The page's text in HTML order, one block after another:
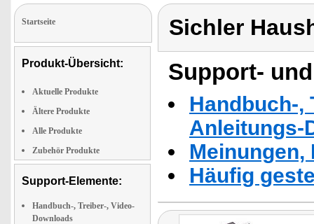
Startseite
Produkt-Übersicht:
Aktuelle Produkte
Ältere Produkte
Alle Produkte
Zubehör Produkte
Support-Elemente:
Handbuch-, Treiber-, Video-
Downloads
Sichler
Support-
Handbuch-,
Anleitungs-
Häufig